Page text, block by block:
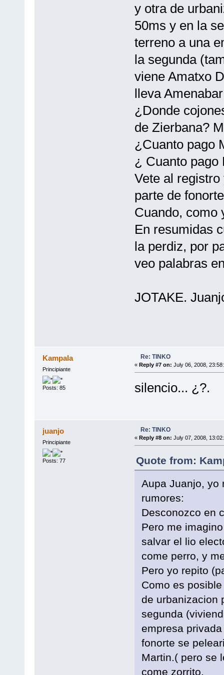
y otra de
50ms y en la
terreno a una
la segunda
viene Amatxo
lleva
¿Donde
de Zierbana?
¿Cuanto pago
¿ Cuanto pago
Vete al
parte de
Cuando, como
En resumidas
la perdiz, por
veo palabras
JOTAKE.
Kampala
Principiante
Posts: 85
Re: TINKO
« Reply #7 on: July 06, 2008,
silencio... ¿?.
juanjo
Principiante
Posts: 77
Re: TINKO
« Reply #8 on: July 07, 2008,
Quote from:
Aupa Juanjo, yo
rumores:
Desconozco en
Pero me
salvar el lio
come perro, y
Pero yo repito
Como es
de urbanizacion
segunda
empresa
fonorte se
Martin.( pero se
come zorrito.